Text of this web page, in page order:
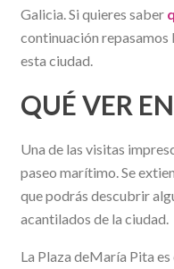
Galicia. Si quieres saber
continuación repasamos
esta ciudad.
QUÉ VER
Una de las visitas
paseo marítimo. Se
que podrás descubrir
acantilados de la ciudad.
La Plaza deMaría Pita